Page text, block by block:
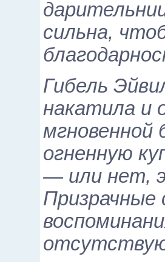
сильна,
Гибель
накатила и
мгновенной
огненную
— или нет,
Призрачные